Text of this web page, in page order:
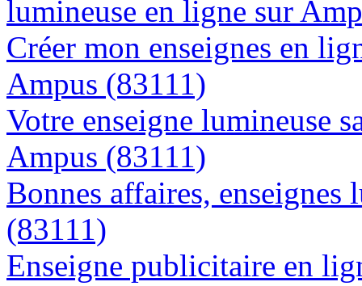
lumineuse en ligne sur
Créer mon enseignes en
Ampus (83111)
Votre enseigne lumineuse
Ampus (83111)
Bonnes affaires, enseignes
(83111)
Enseigne publicitaire en